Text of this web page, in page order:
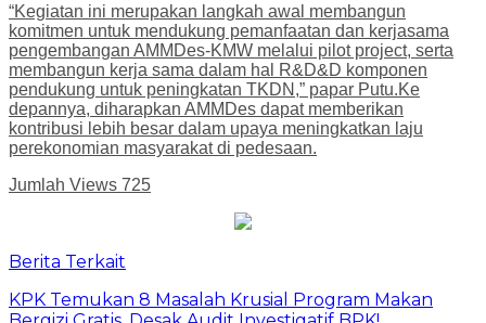
“Kegiatan ini merupakan langkah awal membangun
komitmen untuk mendukung pemanfaatan dan kerjasama
pengembangan AMMDes-KMW melalui pilot project, serta
membangun kerja sama dalam hal R&D&D komponen
pendukung untuk peningkatan TKDN,” papar Putu.Ke
depannya, diharapkan AMMDes dapat memberikan
kontribusi lebih besar dalam upaya meningkatkan laju
perekonomian masyarakat di pedesaan.
Jumlah Views 725
Berita Terkait
​KPK Temukan 8 Masalah Krusial Program Makan